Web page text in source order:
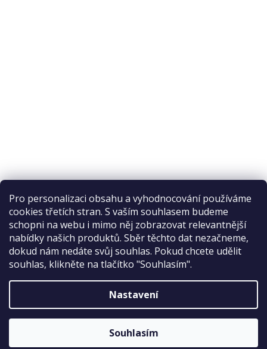
Pro personalizaci obsahu a vyhodnocování používáme
cookies třetích stran. S vaším souhlasem budeme
schopni na webu i mimo něj zobrazovat relevantnější
nabídky našich produktů. Sběr těchto dat nezačneme,
dokud nám nedáte svůj souhlas. Pokud chcete udělit
souhlas, klikněte na tlačítko "Souhlasím".
Nastavení
Souhlasím
Recenze na Habeo.cz
Vytvořil Shoptet
Habeo.cz . Všechna práva vyhrazena.